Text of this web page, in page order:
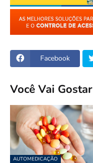
Facebook
Você Vai Gostar
AUTOMEDICAÇÃO